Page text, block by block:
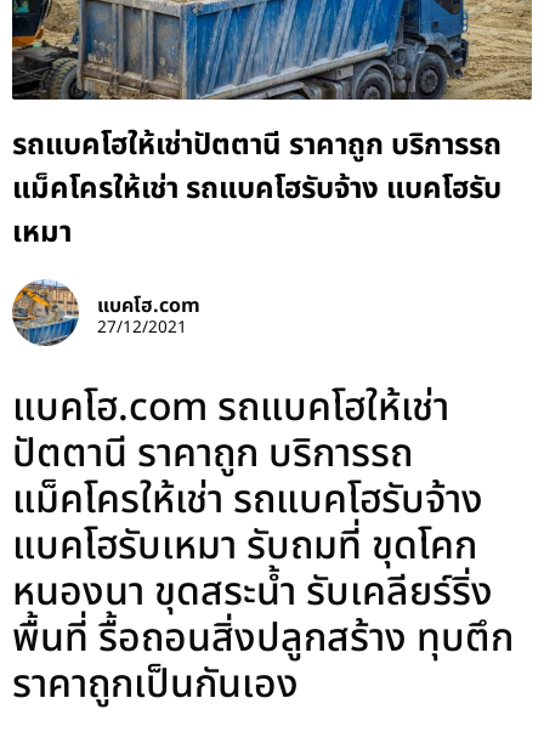
รถแบคโฮให้เช่าปัตตานี ราคาถูก บริการรถ
แม็คโครให้เช่า รถแบคโฮรับจ้าง แบคโฮรับ
เหมา
แบคโฮ.com
27/12/2021
แบคโฮ.com รถแบคโฮให้เช่า
ปัตตานี ราคาถูก บริการรถ
แม็คโครให้เช่า รถแบคโฮรับจ้าง
แบคโฮรับเหมา รับถมที่ ขุดโคก
หนองนา ขุดสระน้ำ รับเคลียร์ริ่ง
พื้นที่ รื้อถอนสิ่งปลูกสร้าง ทุบตึก
ราคาถูกเป็นกันเอง